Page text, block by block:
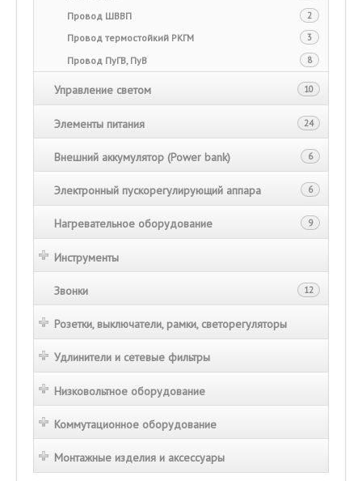
2
Провод ШВВП
3
Провод термостойкий РКГМ
8
Провод ПуГВ, ПуВ
10
Управление светом
24
Элементы питания
6
Внешний аккумулятор (Power bank)
6
Электронный пускорегулирующий аппара
9
Нагревательное оборудование
Инструменты
12
Звонки
Розетки, выключатели, рамки, светорегуляторы
Удлинители и сетевые фильтры
Низковольтное оборудование
Коммутационное оборудование
Монтажные изделия и аксессуары